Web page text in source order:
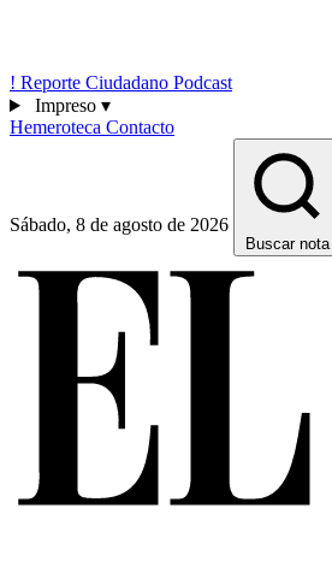
! Reporte Ciudadano Podcast
Impreso ▾
Hemeroteca Contacto
Sábado, 8 de agosto de 2026
Buscar nota